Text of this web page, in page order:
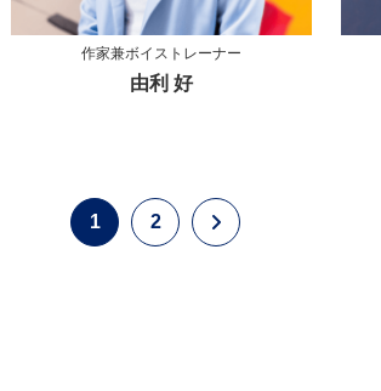
作家兼ボイストレーナー
由利 好
1 2